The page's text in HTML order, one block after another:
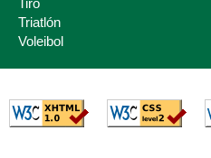
Triatlón
Voleibol